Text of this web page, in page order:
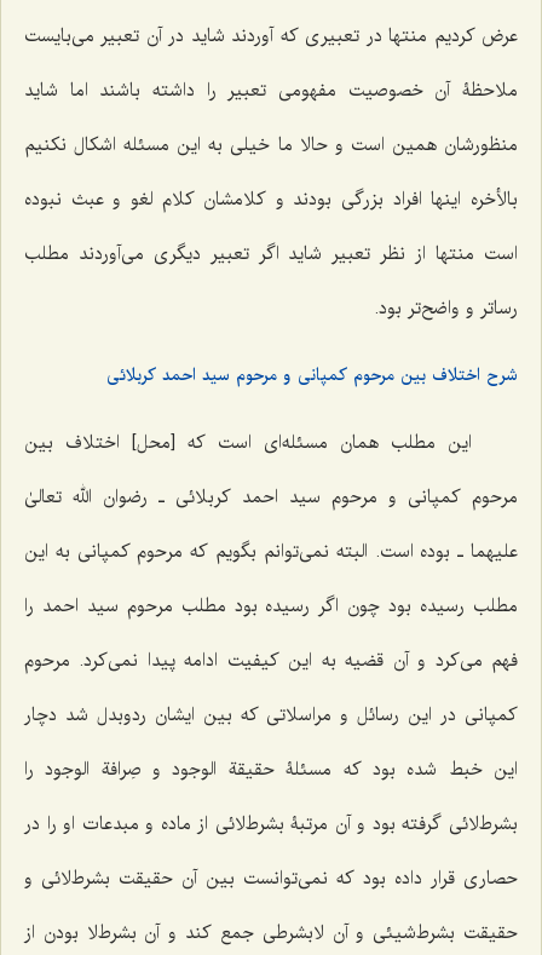
عرض كردیم منتها در تعبیرى كه آوردند شاید در آن تعبیر مى‌بایست
ملاحظۀ آن خصوصیت مفهومى تعبیر را داشته باشند اما شاید
منظورشان همین است و حالا ما خیلى به این مسئله اشکال نکنیم
بالأخره اینها افراد بزرگى بودند و كلامشان كلام لغو و عبث نبوده
است منتها از نظر تعبیر شاید اگر تعبیر دیگرى مى‌آوردند مطلب
رساتر و واضح‌تر بود.
شرح اختلاف بین مرحوم كمپانى و مرحوم سید احمد كربلائى
این مطلب همان مسئله‌اى است كه [محل] اختلاف بین
مرحوم كمپانى و مرحوم سید احمد كربلائى ـ رضوان ‌الله تعالیٰ
علیهما ـ بوده است. البته نمى‌توانم بگویم که مرحوم كمپانى به این
مطلب رسیده بود چون اگر رسیده بود مطلب مرحوم سید احمد را
فهم مى‌كرد و آن قضیه به این كیفیت ادامه پیدا نمى‌كرد. مرحوم
كمپانى در این رسائل و مراسلاتى كه بین ایشان ردوبدل شد دچار
این خبط شده بود كه مسئلۀ حقیقة الوجود و صِرافة الوجود را
بشرط‌لائى گرفته بود و آن مرتبۀ بشرط‌لائى از ماده و مبدعات او را در
حصارى قرار داده بود كه نمى‌توانست بین آن حقیقت بشرط‌لائى و
حقیقت بشرط‌شیئى و آن لابشرطى جمع كند و آن بشرط‌لا بودن از